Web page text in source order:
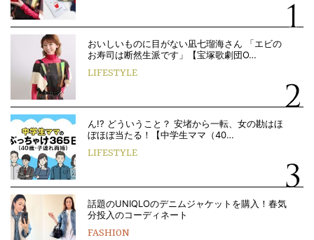
おいしいものに目がない凪七瑠海さん 「エビの
お寿司は断然生派です」【宝塚歌劇団O…
LIFESTYLE
ん!? どういうこと？ 安堵から一転、女の勘はほ
ぼほぼ当たる！【中学生ママ（40…
LIFESTYLE
話題のUNIQLOのデニムジャケットを購入！春気
分投入のコーディネート
FASHION